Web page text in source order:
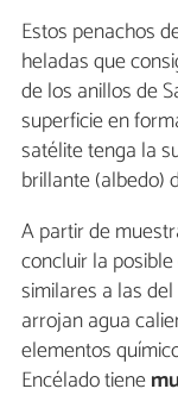
Estos penachos
heladas que
de los anillos de
superficie en
satélite tenga la
brillante (albedo)
A partir de
concluir la
similares a las
arrojan agua
elementos
Encélado tiene